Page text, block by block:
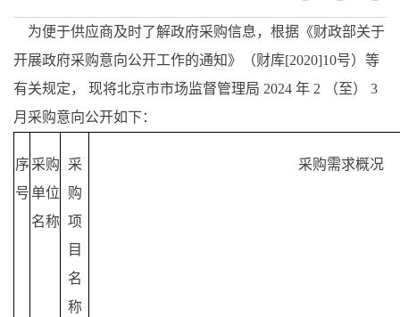
为便于供应商及时了解政府采购信息，根据《财政部关于
开展政府采购意向公开工作的通知》（财库[2020]10号）等
有关规定， 现将北京市市场监督管理局 2024 年 2 （至） 3
月采购意向公开如下：
序
号
采购
单位
名称
采
购
项
目
名
称
采购需求概况